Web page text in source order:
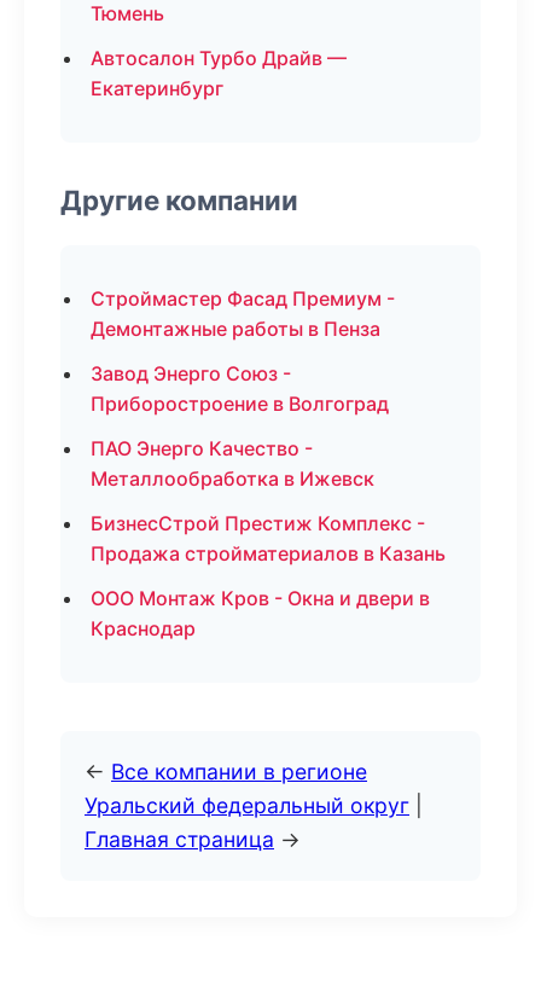
Тюмень
Автосалон Турбо Драйв —
Екатеринбург
Другие компании
Строймастер Фасад Премиум -
Демонтажные работы в Пенза
Завод Энерго Союз -
Приборостроение в Волгоград
ПАО Энерго Качество -
Металлообработка в Ижевск
БизнесСтрой Престиж Комплекс -
Продажа стройматериалов в Казань
ООО Монтаж Кров - Окна и двери в
Краснодар
← Все компании в регионе
Уральский федеральный округ
Главная страница →